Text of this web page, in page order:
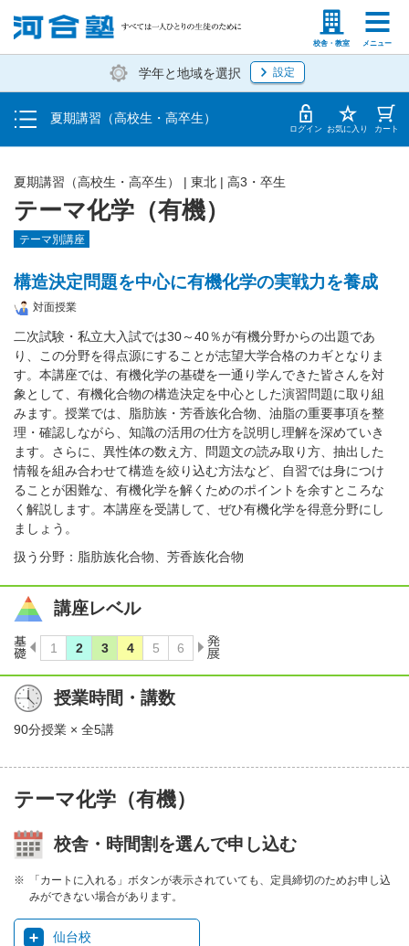
校舎・教室 メニュー
塾生の方 高等学校の先生
学年と地域を選択 設定
夏期講習（高校生・高卒生）
受講料・お申し込み方法
受講開始までの流れ
校舎・教室一覧 ログイン お気に入り カート
テーマ化学（有機）
夏期講習（高校生・高卒生） | 東北 | 高3・卒生
テーマ別講座
構造決定問題を中心に有機化学の実戦力を養成
対面授業
二次試験・私立大入試では30～40％が有機分野からの出題であ
り、この分野を得点源にすることが志望大学合格のカギとなりま
す。本講座では、有機化学の基礎を一通り学んできた皆さんを対
象として、有機化合物の構造決定を中心とした演習問題に取り組
みます。授業では、脂肪族・芳香族化合物、油脂の重要事項を整
理・確認しながら、知識の活用の仕方を説明し理解を深めていき
ます。さらに、異性体の数え方、問題文の読み取り方、抽出した
情報を組み合わせて構造を絞り込む方法など、自習では身につけ
ることが困難な、有機化学を解くためのポイントを余すところな
く解説します。本講座を受講して、ぜひ有機化学を得意分野にし
ましょう。
扱う分野：脂肪族化合物、芳香族化合物
講座レベル
授業時間・講数
90分授業 × 全5講
テーマ化学（有機）
校舎・時間割を選んで申し込む
「カートに入れる」ボタンが表示されていても、定員締切のためお申し込
みができない場合があります。
仙台校